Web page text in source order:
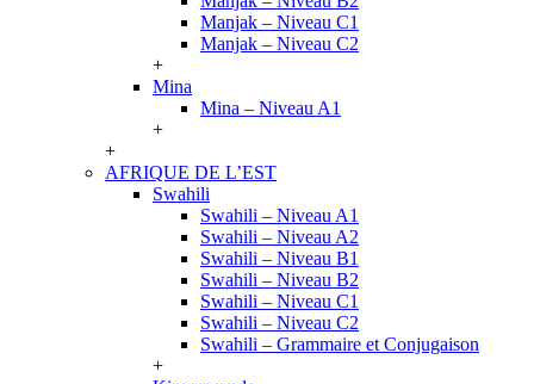
Manjak – Niveau C1
Manjak – Niveau C2
+
Mina
Mina – Niveau A1
+
+
AFRIQUE DE L’EST
Swahili
Swahili – Niveau A1
Swahili – Niveau A2
Swahili – Niveau B1
Swahili – Niveau B2
Swahili – Niveau C1
Swahili – Niveau C2
Swahili – Grammaire et Conjugaison
+